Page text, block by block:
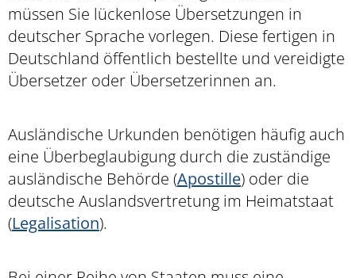
müssen Sie lückenlose Übersetzungen in
deutscher Sprache vorlegen. Diese fertigen in
Deutschland öffentlich bestellte und vereidigte
Übersetzer oder Übersetzerinnen an.
Ausländische Urkunden benötigen häufig auch
eine Überbeglaubigung durch die zuständige
ausländische Behörde (Apostille) oder die
deutsche Auslandsvertretung im Heimatstaat
(Legalisation).